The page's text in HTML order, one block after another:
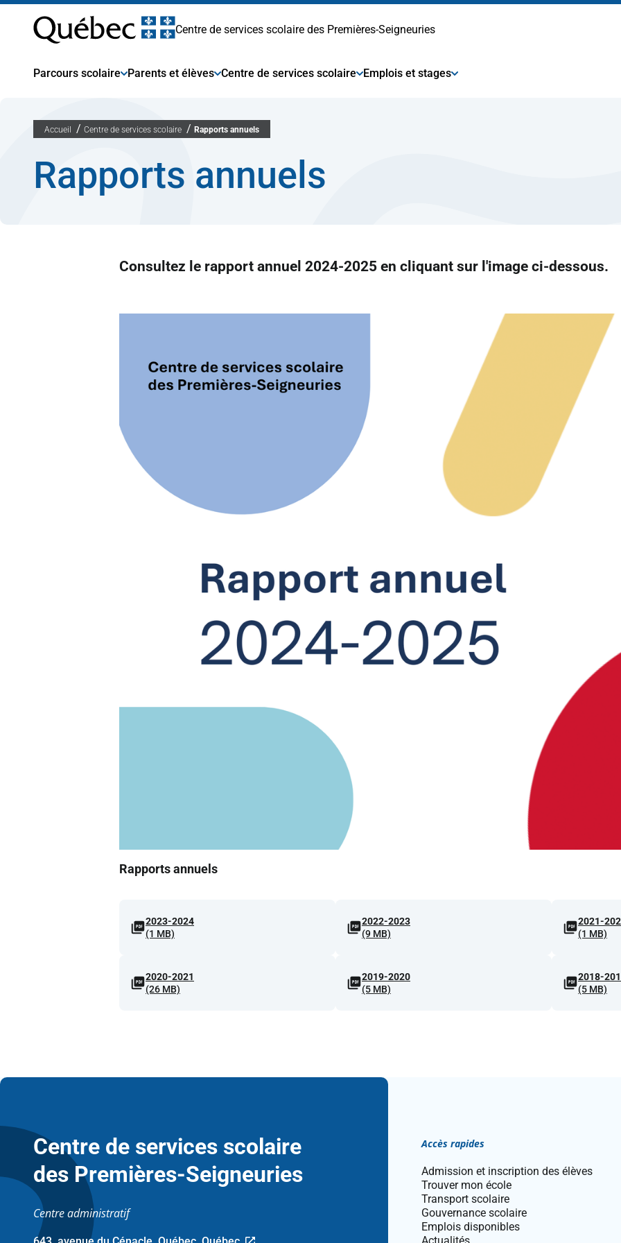
Centre
de
services
scolaire
Premières-
Centre de services scolaire des Premières-Seigneuries
Parcours scolaire Parents et élèves Centre de services scolaire Emplois et stages
Accueil Centre de services scolaire Rapports annuels
Rapports annuels
Consultez le rapport annuel 2024-2025 en cliquant sur l'image ci-dessous.
Rapports annuels
2023-2024
(1 MB)
2022-2023
(9 MB)
2021-
(1 MB)
2020-2021
(26 MB)
2019-2020
(5 MB)
2018-
(5 MB)
Centre de services scolaire
des Premières-Seigneuries
Centre administratif
Accès rapides
Admission et inscription des élèves
Trouver mon école
Transport scolaire
Gouvernance scolaire
Emplois disponibles